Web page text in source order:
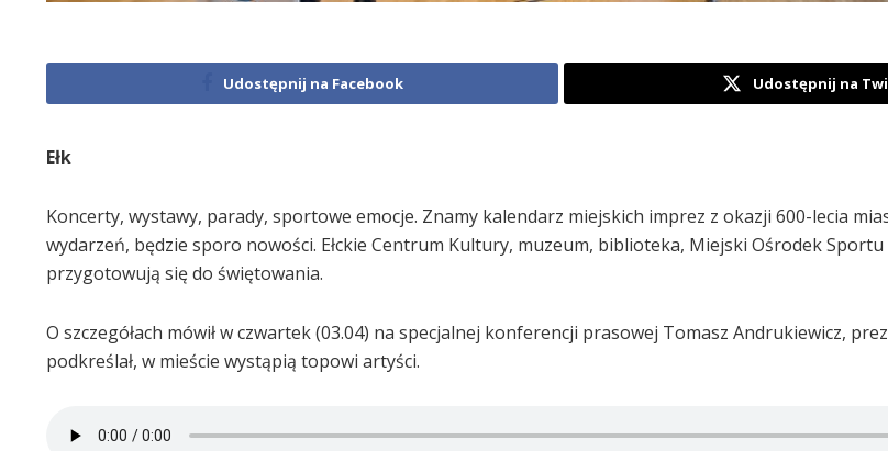
Udostępnij na Facebook Udostępnij na
Ełk
Koncerty, wystawy, parady, sportowe emocje. Znamy kalendarz miejskich imprez z okazji 600-lecia
wydarzeń, będzie sporo nowości. Ełckie Centrum Kultury, muzeum, biblioteka, Miejski Ośrodek Sportu
przygotowują się do świętowania.
O szczegółach mówił w czwartek (03.04) na specjalnej konferencji prasowej Tomasz Andrukiewicz,
podkreślał, w mieście wystąpią topowi artyści.